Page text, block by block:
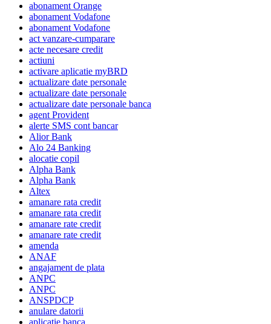
abonament Orange
abonament Vodafone
abonament Vodafone
act vanzare-cumparare
acte necesare credit
actiuni
activare aplicatie myBRD
actualizare date personale
actualizare date personale
actualizare date personale banca
agent Provident
alerte SMS cont bancar
Alior Bank
Alo 24 Banking
alocatie copil
Alpha Bank
Alpha Bank
Altex
amanare rata credit
amanare rata credit
amanare rate credit
amanare rate credit
amenda
ANAF
angajament de plata
ANPC
ANPC
ANSPDCP
anulare datorii